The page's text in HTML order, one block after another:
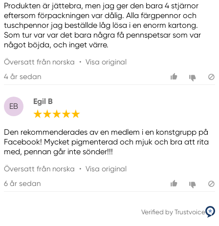
Produkten är jättebra, men jag ger den bara 4 stjärnor
eftersom förpackningen var dålig. Alla färgpennor och
tuschpennor jag beställde låg lösa i en enorm kartong.
Som tur var var det bara några få pennspetsar som var
något böjda, och inget värre.
Översatt från norska • Visa original
4 år sedan
EB
Egil B
Den rekommenderades av en medlem i en konstgrupp på
Facebook! Mycket pigmenterad och mjuk och bra att rita
med, pennan går inte sönder!!!
Översatt från norska • Visa original
6 år sedan
Verified by Trustvoice